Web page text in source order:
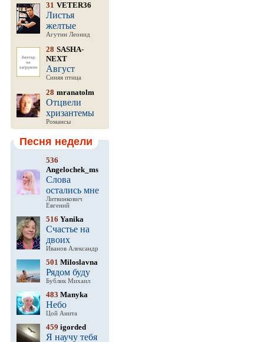
31 VETER36
Листья
желтые
Агутин Леонид
28 SASHA-
NEXT
Август
Синяя птица
28 mranatolm
Отцвели
хризантемы
Романсы
Песня недели
536
Angelochek_ms
Слова
остались мне
Литвинкович
Евгений
516 Yanika
Счастье на
двоих
Иванов Александр
501 Miloslavna
Рядом буду
Бублик Михаил
483 Manyka
Небо
Цой Анита
459 igorded
Я научу тебя